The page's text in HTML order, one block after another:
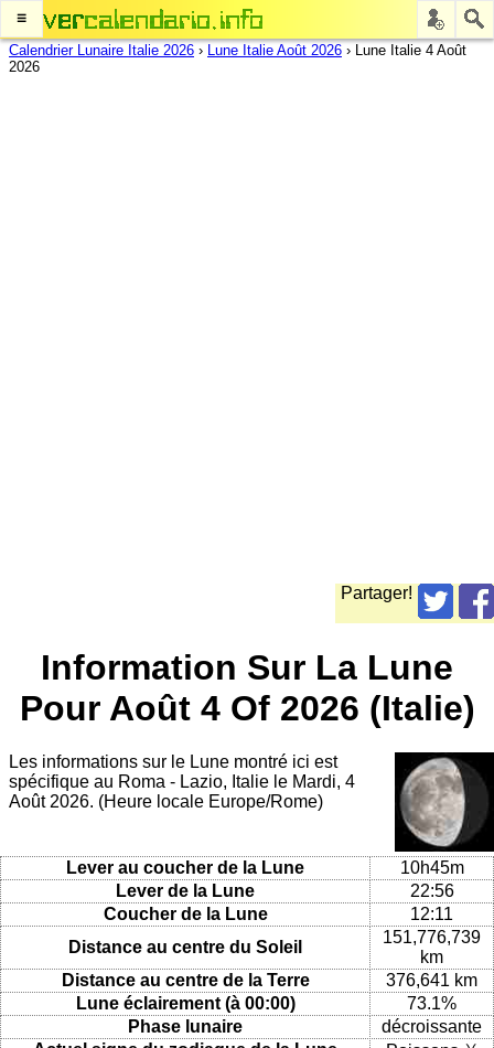
≡
Calendrier Lunaire Italie 2026 › Lune Italie Août 2026 › Lune Italie 4 Août
2026
Partager!
Information Sur La Lune
Pour Août 4 Of 2026 (Italie)
Les informations sur le Lune montré ici est
spécifique au Roma - Lazio, Italie le Mardi, 4
Août 2026. (Heure locale Europe/Rome)
Lever au coucher de la Lune
10h45m
Lever de la Lune
22:56
Coucher de la Lune
12:11
Distance au centre du Soleil
151,776,739
km
Distance au centre de la Terre
376,641 km
Lune éclairement (à 00:00)
73.1%
Phase lunaire
décroissante